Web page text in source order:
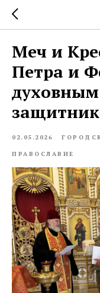
Меч и
Петра и
02.05.2026
ПРАВОСЛАВИЕ